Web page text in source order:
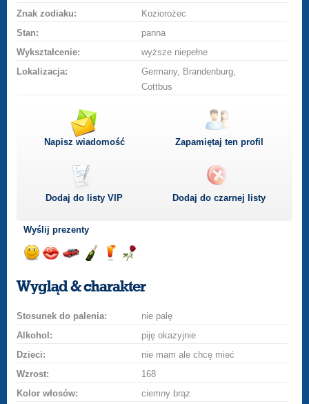
Znak zodiaku:
Koziorożec
Stan:
panna
Wykształcenie:
wyższe niepełne
Lokalizacja:
Germany, Brandenburg,
Cottbus
Napisz wiadomość Zapamiętaj ten profil
Dodaj do listyVIP Dodaj do czarnej listy
Wyślij prezenty
uśmiech
buziakasamochodem
szampana
drinka
różę
Wygląd & charakter
Stosunek do palenia:
nie palę
Alkohol:
piję okazyjnie
Dzieci:
nie mam ale chcę mieć
Wzrost:
168
Kolor włosów:
ciemny brąz